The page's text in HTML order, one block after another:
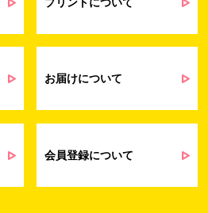
およびマーケティング活動（セミナ
ど）に関連する情報を、電子メー
合わせへの対応のため
のご対応のため
お届けについて
会員登録について